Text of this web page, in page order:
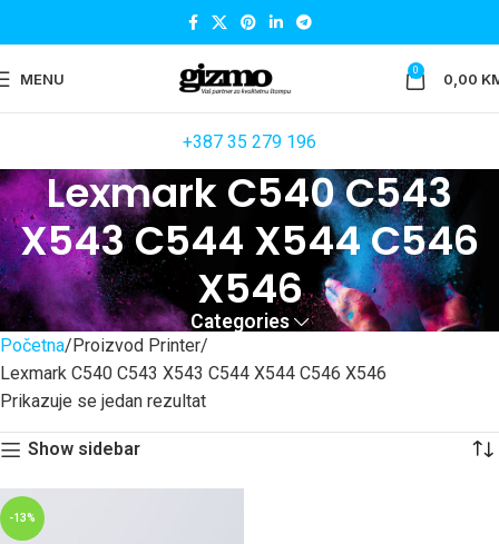
MENU 0 0,00
+387 35 279 196
Lexmark C540 C543
X543 C544 X544 C546
X546
Categories
Početna Proizvod Printer
Lexmark C540 C543 X543 C544 X544 C546 X546
Prikazuje se jedan rezultat
Show sidebar
-13%